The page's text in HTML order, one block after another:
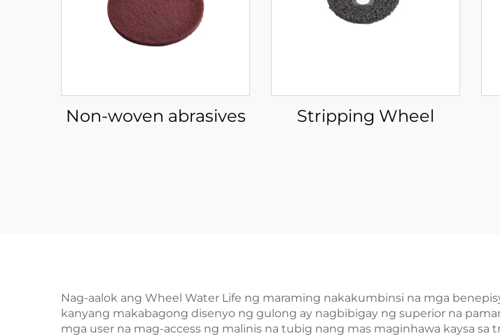
Non-woven abrasives Stripping Wheel
Nag-aalok ang Wheel Water Life ng maraming nakakumbinsi na mga
kanyang makabagong disenyo ng gulong ay nagbibigay ng superior na
mga user na mag-access ng malinis na tubig nang mas maginhawa kaysa